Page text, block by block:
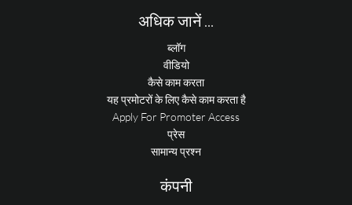
अधिक जानें ...
ब्लॉग
वीडियो
कैसे काम करता
यह प्रमोटरों के लिए कैसे काम करता है
Apply For Promoter Access
प्रेस
सामान्य प्रश्न
कंपनी